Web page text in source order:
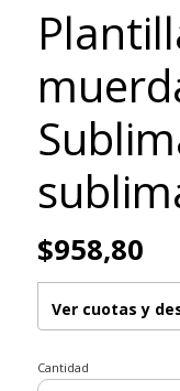
$958,80
Ver cuotas y
Cantidad